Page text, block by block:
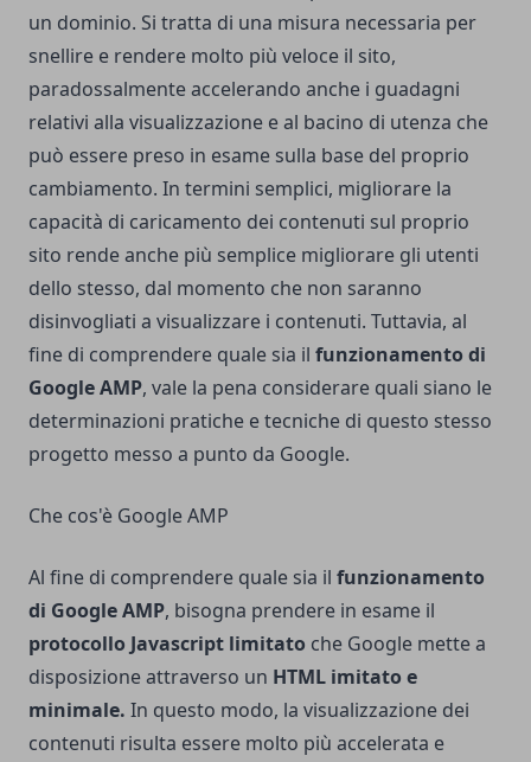
un dominio. Si tratta di una misura necessaria per
snellire e rendere molto più veloce il sito,
paradossalmente accelerando anche i guadagni
relativi alla visualizzazione e al bacino di utenza che
può essere preso in esame sulla base del proprio
cambiamento. In termini semplici, migliorare la
capacità di caricamento dei contenuti sul proprio
sito rende anche più semplice migliorare gli utenti
dello stesso, dal momento che non saranno
disinvogliati a visualizzare i contenuti. Tuttavia, al
fine di comprendere quale sia il funzionamento di
Google AMP, vale la pena considerare quali siano le
determinazioni pratiche e tecniche di questo stesso
progetto messo a punto da Google.
Che cos'è Google AMP
Al fine di comprendere quale sia il funzionamento
di Google AMP, bisogna prendere in esame il
protocollo Javascript limitato che Google mette a
disposizione attraverso un HTML imitato e
minimale. In questo modo, la visualizzazione dei
contenuti risulta essere molto più accelerata e